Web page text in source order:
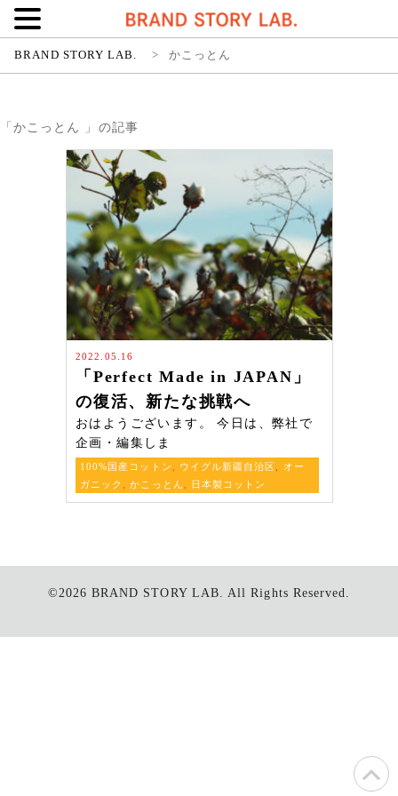
BRAND STORY LAB. > かこっとん
「かこっとん 」の記事
2022.05.16
「Perfect Made in JAPAN」
の復活、新たな挑戦へ
おはようございます。 今日は、弊社で
企画・編集しま
100%国産コットン ウイグル新疆自治区
オー
ガニック
,かこっとん 日本製コットン
©2026 BRAND STORY LAB. All Rights Reserved.